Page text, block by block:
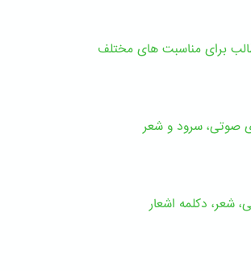
برای مناسبت های مختلف
صوتی، سرود و شعر
شعر، دکلمه اشعار